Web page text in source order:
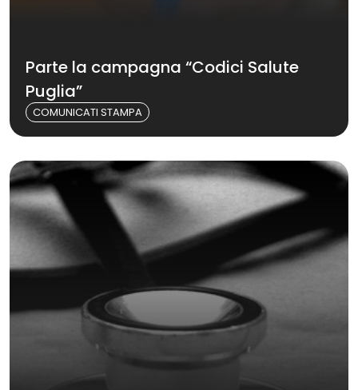
Parte la campagna “Codici Salute
Puglia”
COMUNICATI STAMPA